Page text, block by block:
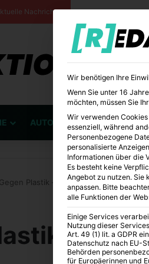
Nachrichten
AUTO BÜCHER
Gegen Plastik – für die Umwelt
– für
Wir benötigen Ihre
Wenn Sie unter 16
möchten, müssen Sie
Wir verwenden
essenziell, während
Personenbezogene
personalisierte
Informationen über die
Es besteht keine
Angebot zu nutzen. Sie
anpassen. Bitte
alle Funktionen der
Einige Services
Nutzung dieser
Art. 49 (1) lit. a GDPR
Datenschutz nach EU-
Behörden
für Europäerinnen und